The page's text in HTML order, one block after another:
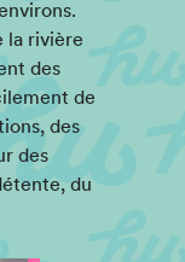
la rivière
des
de
des
des
du